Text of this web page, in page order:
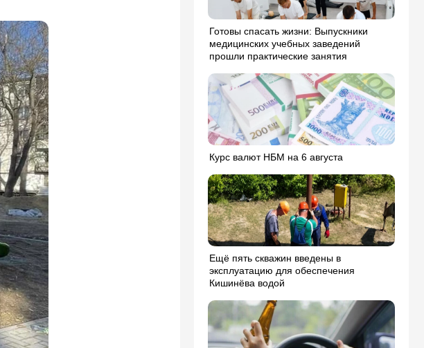
Готовы спасать жизни: Выпускники
медицинских учебных заведений
прошли практические занятия
Курс валют НБМ на 6 августа
Ещё пять скважин введены в
эксплуатацию для обеспечения
Кишинёва водой